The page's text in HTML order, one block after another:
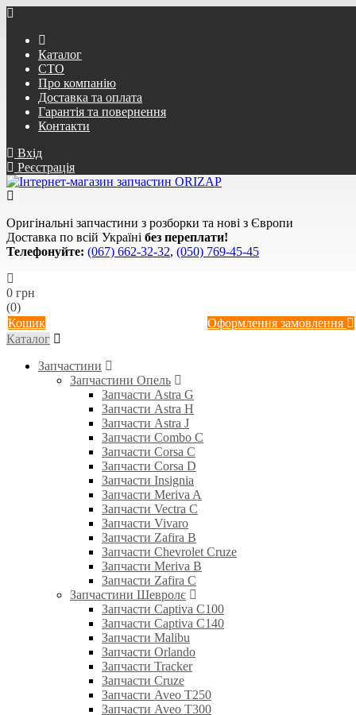
Каталог
СТО
Про компанію
Доставка та оплата
Гарантія та повернення
Контакти
Вхід
Реєстрація
Оригінальні запчастини з розборки та нові з Європи
Доставка по всій Україні без переплати!
Телефонуйте: (067) 662-32-32, (050) 769-45-45
0 грн
(0)
Кошик
Оформлення замовлення
Каталог
Запчастини
Запчастини Опель
Запчасти Astra G
Запчасти Astra H
Запчасти Astra J
Запчасти Combo C
Запчасти Corsa C
Запчасти Corsa D
Запчасти Insignia
Запчасти Meriva A
Запчасти Vectra C
Запчасти Vivaro
Запчасти Zafira B
Запчасти Chevrolet Cruze
Запчасти Meriva B
Запчасти Zafira C
Запчастини Шевролє
Запчасти Captiva C100
Запчасти Captiva C140
Запчасти Malibu
Запчасти Orlando
Запчасти Tracker
Запчасти Cruze
Запчасти Aveo T250
Запчасти Aveo T300